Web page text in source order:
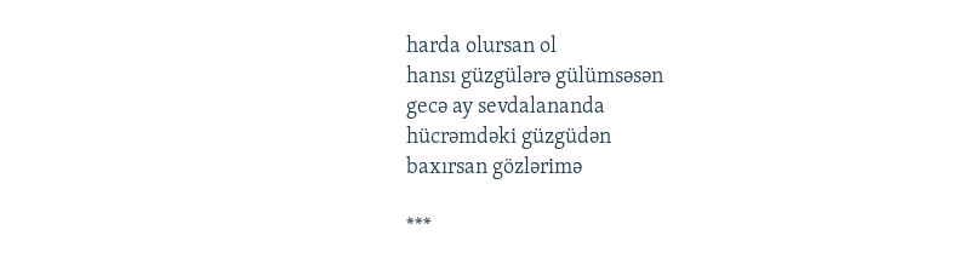
harda olursan ol
hansı güzgülərə gülümsəsən
gecə ay sevdalananda
hücrəmdəki güzgüdən
baxırsan gözlərimə
***